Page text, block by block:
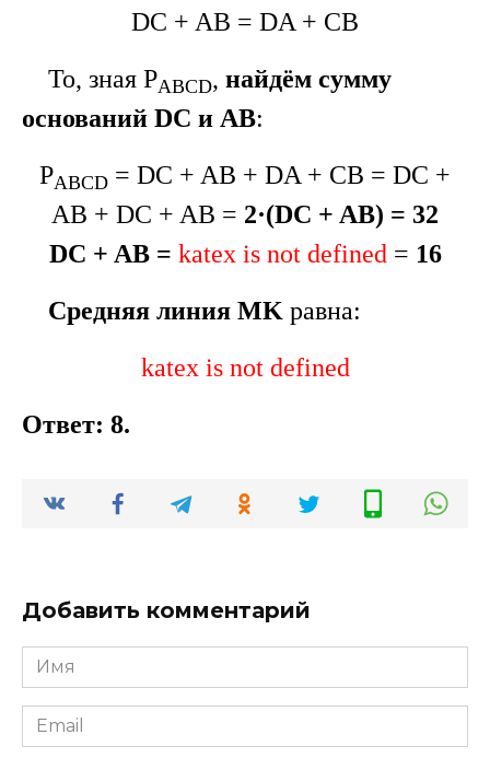
DC + AB = DA + CB
То, зная PABCD, найдём сумму
оснований DC и АВ:
PABCD = DC + AB + DA + CB = DC +
AB + DC + AB = 2·(DC + AB) = 32
DC + AB = katex is not defined= 16
Средняя линия MK равна:
katex is not defined
Ответ: 8.
Добавить комментарий
Имя
*
Email
*